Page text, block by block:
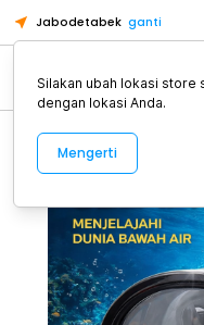
Jabodetabek ganti
Alat Kopi
Silakan ubah lokasi store
dengan lokasi Anda.
Mengerti